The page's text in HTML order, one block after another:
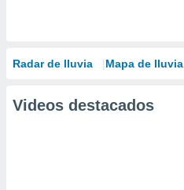
Radar de lluvia Mapa de lluvia
Videos destacados